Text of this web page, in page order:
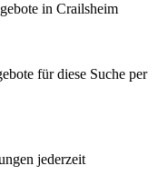
in Crailsheim
für diese Suche per
jederzeit